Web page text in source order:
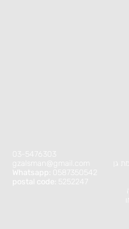
03-5476303
gzalsman@gmail.com
Whatsapp:
0587350542
postal code:
5252247